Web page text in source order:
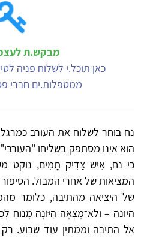
מבקש.ת
כאן תוכל.י לשלוח פניה
ממטפלות.ים חברי
נח בוחר לשלוח את העורב
הוא אינו מסתפק בשליחו
כי נח, אִישׁ צַדִּיק תָּמִים, נוקט
המציאות של אחרי המבול.
של היציאה מהתיבה, כלומר
היונה – וְלֹא־מָצְאָה הַיּוֹנָה מָנוֹחַ
אל התיבה וממתין עוד שבוע.